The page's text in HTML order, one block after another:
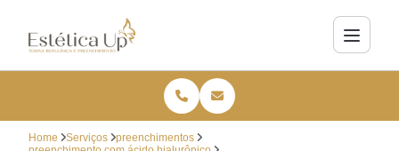
Home Serviços
preenchimentos